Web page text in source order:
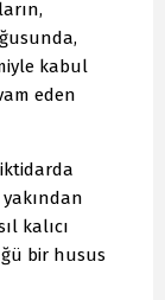
kabul
eden
kalıcı
bir husus